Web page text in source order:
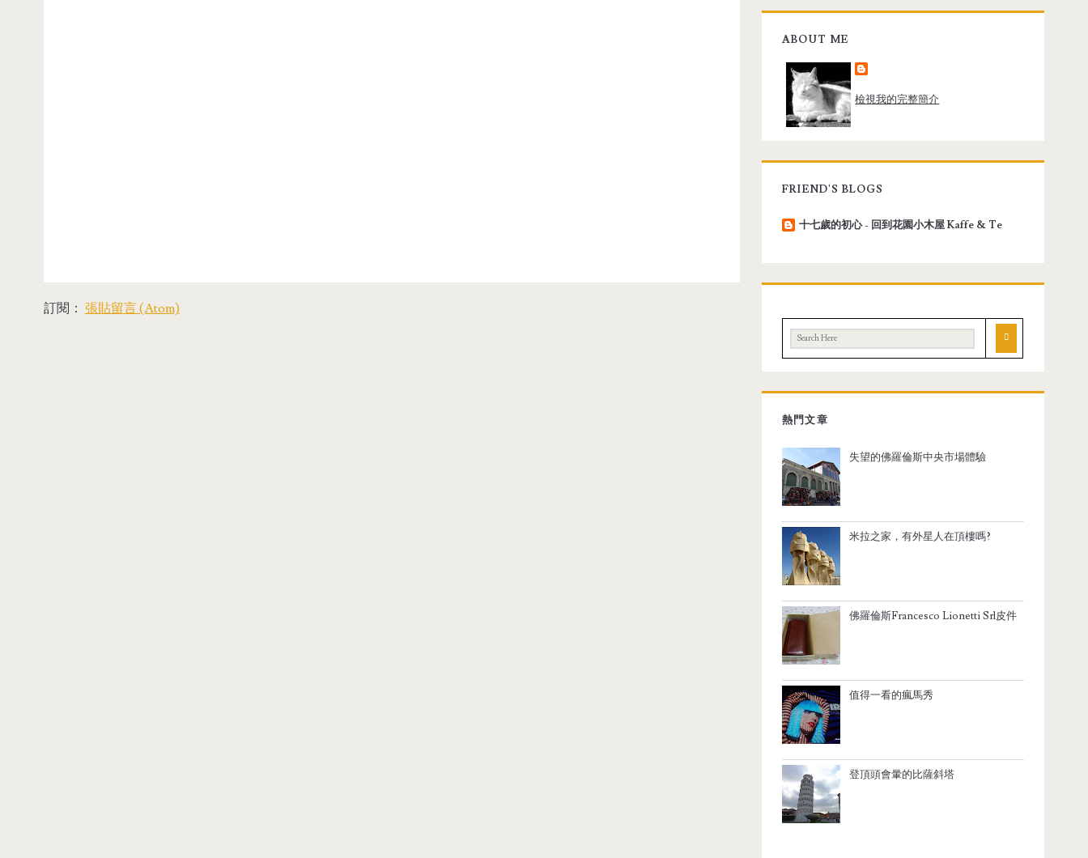
訂閱： 張貼留言 (Atom)
ABOUT ME
檢視我的完整簡介
FRIEND'S BLOGS
十七歲的初心 - 回到花園小木屋 Kaffe & Te
熱門文章
失望的佛羅倫斯中央市場體驗
米拉之家，有外星人在頂樓嗎?
佛羅倫斯Francesco Lionetti Srl皮件
值得一看的瘋馬秀
登頂頭會暈的比薩斜塔